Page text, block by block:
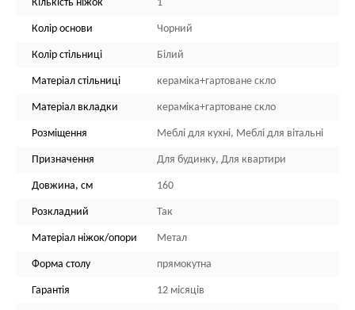
Кількість ніжок 1
Колір основи Чорний
Колір стільниці Білий
Матеріал стільниці кераміка+гартоване скло
Матеріал вкладки кераміка+гартоване скло
Розміщення Меблі для кухні, Меблі для вітальні
Призначення Для будинку, Для квартири
Довжина, см 160
Розкладний Так
Матеріал ніжок/опори Метал
Форма столу прямокутна
Гарантія 12 місяців